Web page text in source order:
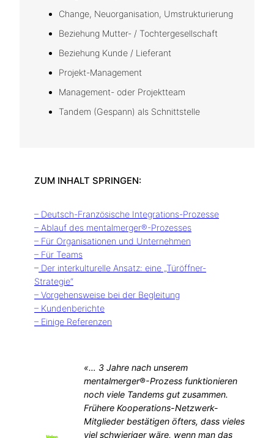
Change, Neuorganisation, Umstrukturierung
Beziehung Mutter- / Tochtergesellschaft
Beziehung Kunde / Lieferant
Projekt-Management
Management- oder Projektteam
Tandem (Gespann) als Schnittstelle
ZUM INHALT SPRINGEN:
– Deutsch-Französische Integrations-Prozesse
– Ablauf des mentalmerger®-Prozesses
– Für Organisationen und Unternehmen
– Für Teams
– Der interkulturelle Ansatz: eine „Türöffner-
Strategie“
– Vorgehensweise bei der Begleitung
– Kundenberichte
– Einige Referenzen
«… 3 Jahre nach unserem
mentalmerger®-Prozess funktionieren
noch viele Tandems gut zusammen.
Frühere Kooperations-Netzwerk-
Mitglieder bestätigen öfters, dass vieles
viel schwieriger wäre, wenn man das